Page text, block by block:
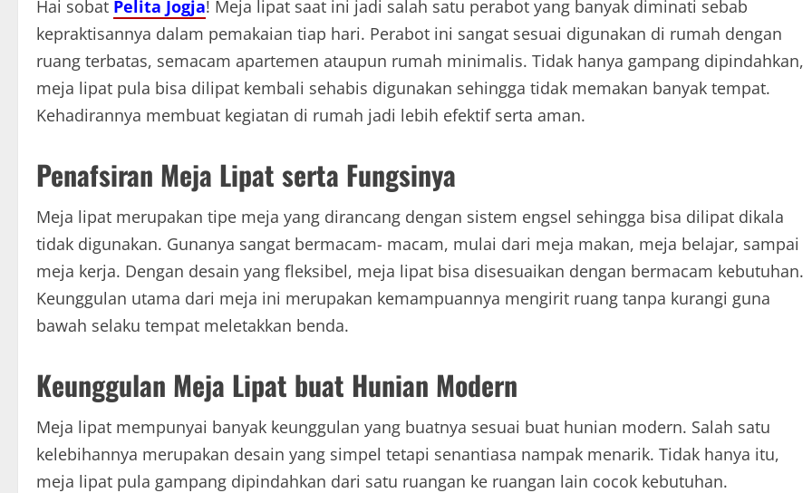
Hai sobat Pelita Jogja! Meja lipat saat ini jadi salah satu perabot yang banyak diminati sebab
kepraktisannya dalam pemakaian tiap hari. Perabot ini sangat sesuai digunakan di rumah dengan
ruang terbatas, semacam apartemen ataupun rumah minimalis. Tidak hanya gampang dipindahkan,
meja lipat pula bisa dilipat kembali sehabis digunakan sehingga tidak memakan banyak tempat.
Kehadirannya membuat kegiatan di rumah jadi lebih efektif serta aman.
Penafsiran Meja Lipat serta Fungsinya
Meja lipat merupakan tipe meja yang dirancang dengan sistem engsel sehingga bisa dilipat dikala
tidak digunakan. Gunanya sangat bermacam- macam, mulai dari meja makan, meja belajar, sampai
meja kerja. Dengan desain yang fleksibel, meja lipat bisa disesuaikan dengan bermacam kebutuhan.
Keunggulan utama dari meja ini merupakan kemampuannya mengirit ruang tanpa kurangi guna
bawah selaku tempat meletakkan benda.
Keunggulan Meja Lipat buat Hunian Modern
Meja lipat mempunyai banyak keunggulan yang buatnya sesuai buat hunian modern. Salah satu
kelebihannya merupakan desain yang simpel tetapi senantiasa nampak menarik. Tidak hanya itu,
meja lipat pula gampang dipindahkan dari satu ruangan ke ruangan lain cocok kebutuhan.